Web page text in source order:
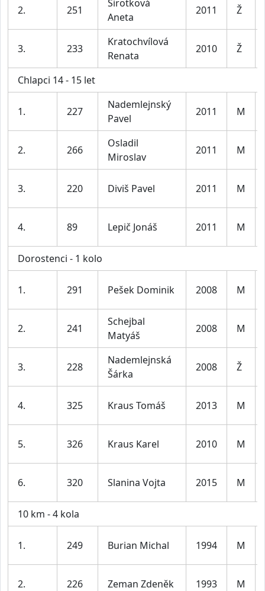
2. 251
Sirotková
Aneta
2011 Ž
3. 233
Kratochvílová
Renata
2010 Ž
Chlapci 14 - 15 let
1. 227
Nademlejnský
Pavel
2011 M
2. 266
Osladil
Miroslav
2011 M
3. 220 Diviš Pavel 2011 M
4. 89 Lepič Jonáš 2011 M
Dorostenci - 1 kolo
1. 291 Pešek Dominik 2008 M
2. 241
Schejbal
Matyáš
2008 M
3. 228
Nademlejnská
Šárka
2008 Ž
4. 325 Kraus Tomáš 2013 M
5. 326 Kraus Karel 2010 M
6. 320 Slanina Vojta 2015 M
10 km - 4 kola
1. 249 Burian Michal 1994 M
2. 226 Zeman Zdeněk 1993 M